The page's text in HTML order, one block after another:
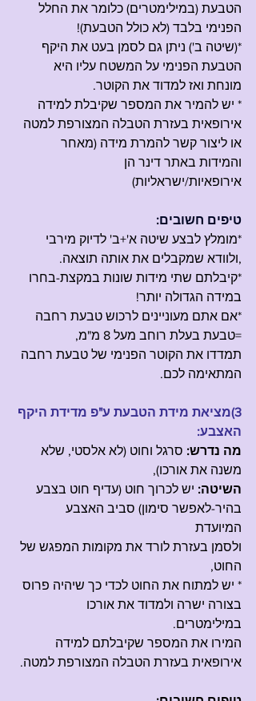
הטבעת (במילימטרים) כלומר את החלל
הפנימי בלבד (לא כולל הטבעת)!
*(שיטה ב') ניתן גם לסמן בעט את היקף
הטבעת הפנימי על המשטח עליו היא
מונחת ואז למדוד את הקוטר.
* יש להמיר את המספר שקיבלת למידה
אירופאית בעזרת הטבלה המצורפת למטה
או ליצור קשר להמרת מידה (מאחר
והמידות באתר דינר הן
אירופאיות/ישראליות)
טיפים חשובים:
*מומלץ לבצע שיטה א'+ב' לדיוק מירבי
,ולוודא שמקבלים את אותה תוצאה.
*קיבלתם שתי מידות שונות במקצת-בחרו
במידה הגדולה יותר!
*אם אתם מעוניינים לרכוש טבעת רחבה
=טבעת בעלת רוחב מעל 8 מ"מ,
תמדדו את הקוטר הפנימי של טבעת רחבה
המתאימה לכם.
3)מציאת מידת הטבעת ע"פ מדידת היקף
האצבע:
מה נדרש: סרגל וחוט (לא אלסטי, שלא
משנה את אורכו),
השיטה: יש לכרוך חוט (עדיף חוט בצבע
בהיר-לאפשר סימון) סביב האצבע
המיועדת
ולסמן בעזרת לורד את מקומות המפגש של
החוט,
* יש למתוח את החוט לכדי כך שיהיה פרוס
בצורה ישרה ולמדוד את אורכו
במילימטרים.
המירו את המספר שקיבלתם למידה
אירופאית בעזרת הטבלה המצורפת למטה.